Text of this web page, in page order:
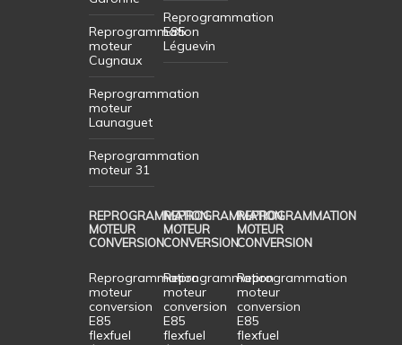
Reprogrammation
moteur
Cugnaux
Reprogrammation
moteur
Launaguet
Reprogrammation
moteur 31
Reprogrammation
E85
Léguevin
REPROGRAMMATION
MOTEUR
CONVERSION
Reprogrammation
moteur
conversion
E85
flexfuel
REPROGRAMMATION
MOTEUR
CONVERSION
Reprogrammation
moteur
conversion
E85
flexfuel
REPROGRAMMATION
MOTEUR
CONVERSION
Reprogrammation
moteur
conversion
E85
flexfuel